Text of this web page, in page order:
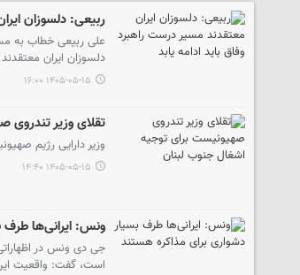
ربیعی: دلسوزان
علی ربیعی خطاب به
دلسوزان ایران
۱۴۰۵-۰۵-۱۵ ۱۶:۰۰
تقلای وزیر
وزیر دارایی رژیم
۱۴۰۵-۰۵-۱۵ ۱۴:۴۰
ونس: ایرانی‌ها طرف
جی دی ونس در
است، گفت: واقعیت